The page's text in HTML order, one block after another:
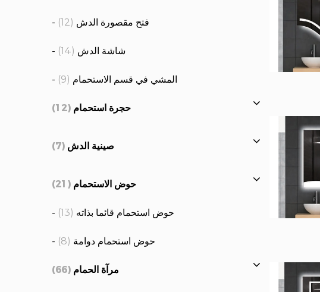
- فتح مقصورة الدش (12)
- شاشة الدش (14)
- المشي في قسم الاستحمام (9)
حجرة استحمام (12)
صينية الدش (7)
حوض الاستحمام (21)
- حوض استحمام قائما بذاته (13)
- حوض استحمام دوامة (8)
مرآة الحمام (66)